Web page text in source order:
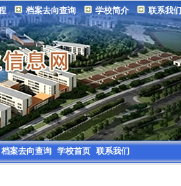
档案去向查询 学校简介 联系我们
档案去向查询 学校首页 联系我们